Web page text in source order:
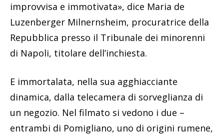
improvvisa e immotivata», dice Maria de
Luzenberger Milnernsheim, procuratrice della
Repubblica presso il Tribunale dei minorenni
di Napoli, titolare dell’inchiesta.
E immortalata, nella sua agghiacciante
dinamica, dalla telecamera di sorveglianza di
un negozio. Nel filmato si vedono i due –
entrambi di Pomigliano, uno di origini rumene,